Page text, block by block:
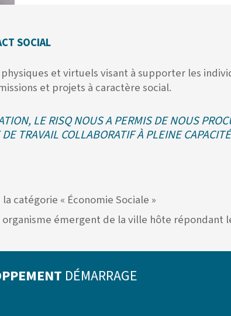
SOCIAL
et virtuels visant à supporter les
et projets à caractère social.
LE RISQ NOUS A PERMIS DE NOUS
TRAVAIL COLLABORATIF À PLEINE
catégorie « Économie Sociale »
émergent de la ville hôte répondant
DÉMARRAGE